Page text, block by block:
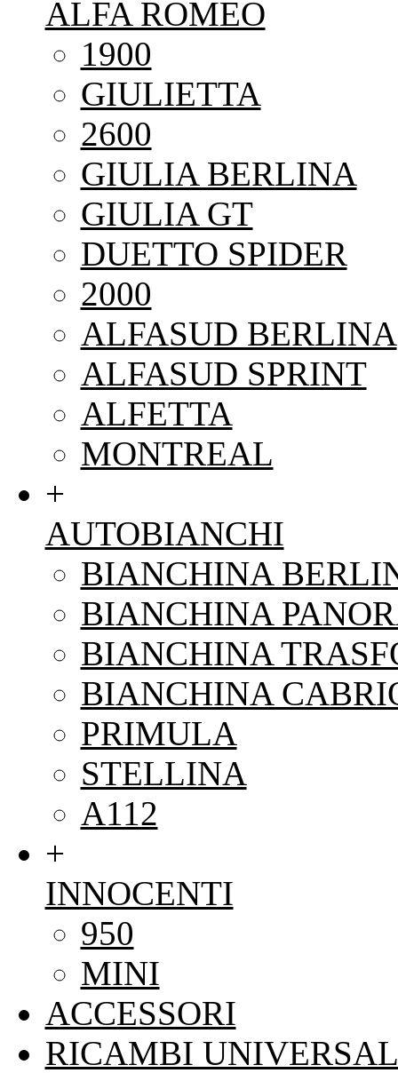
ALFA ROMEO
1900
GIULIETTA
2600
GIULIA BERLINA
GIULIA GT
DUETTO SPIDER
2000
ALFASUD BERLINA
ALFASUD SPRINT
ALFETTA
MONTREAL
+
AUTOBIANCHI
BIANCHINA
BIANCHINA
BIANCHINA
BIANCHINA
PRIMULA
STELLINA
A112
+
INNOCENTI
950
MINI
ACCESSORI
RICAMBI